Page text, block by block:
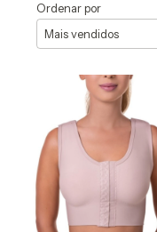
Ordenar por